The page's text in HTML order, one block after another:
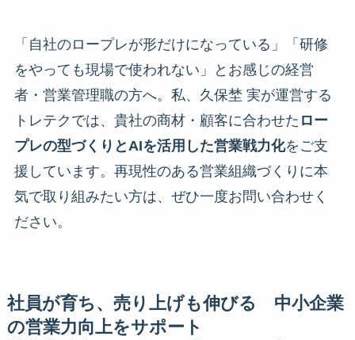
「自社のロープレが形だけになっている」「研修
をやっても現場で使われない」とお感じの経営
者・営業管理職の方へ。私、久保埜 実が運営する
トレテクでは、貴社の商材・顧客に合わせた ロー
プレの型づくりとAIを活用した営業戦力化をご支
援しています。再現性のある営業組織づくりに本
気で取り組みたい方は、ぜひ一度お問い合わせく
ださい。
社員が育ち、売り上げも伸びる 中小企業
の営業力向上をサポート